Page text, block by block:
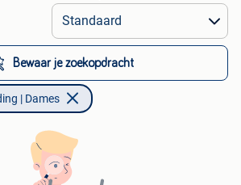
Alle afstanden…
Bewaar je zoekopdracht
| Dames